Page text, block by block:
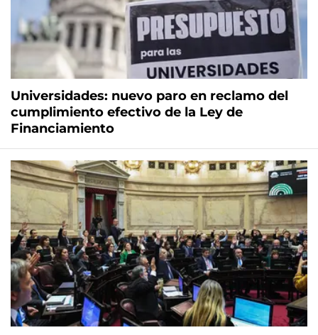
Universidades: nuevo paro en reclamo del
cumplimiento efectivo de la Ley de
Financiamiento